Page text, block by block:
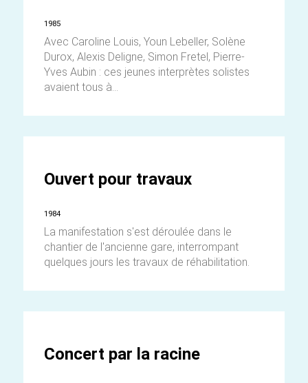
1985
Avec Caroline Louis, Youn Lebeller, Solène
Durox, Alexis Deligne, Simon Fretel, Pierre-
Yves Aubin : ces jeunes interprètes solistes
avaient tous à...
Ouvert pour travaux
1984
La manifestation s'est déroulée dans le
chantier de l'ancienne gare, interrompant
quelques jours les travaux de réhabilitation.
Concert par la racine